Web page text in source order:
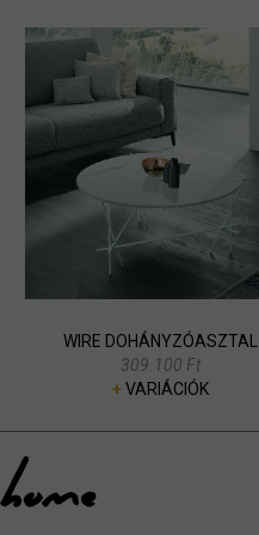
WIRE DOHÁNYZÓASZTAL
309.100 Ft
+VARIÁCIÓK